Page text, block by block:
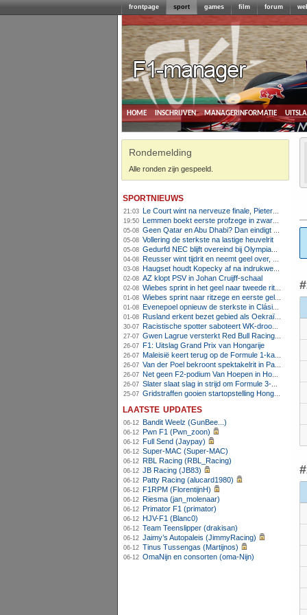
frontpage sport games film forum
home inschrijven managerinformatie
Rondemelding
Alle ronden zijn gespeeld.
sportnieuws
21:03 Le Court wint na nerveuze finale, Pieterse derde
19:50 Lemmen boekt eerste profzege in zware Ronde van Polen-rit
05-08 Geen Qatar en Abu Dhabi? Dan eindigt Formule 1-seizoen mogelijk in Europa
05-08 Vollering de sterkste na lastige heuvelrit
05-08 Gedurfd NEC blijft overeind bij Olympiakos
04-08 Reusser wint tijdrit en neemt geel over, Nooijen knap tweede
03-08 Haugset houdt Kopecky af na indrukwekkende solo van 86 kilometer
02-08 AZ klopt PSV in Johan Cruijff-schaal
02-08 Wiebes sprint in het geel naar tweede ritzege
01-08 Wiebes sprint naar ritzege en eerste gele trui in Tour Femmes
01-08 Evenepoel opnieuw de sterkste in Clásica San Sebastián
01-08 Rusland erkent bezet gebied als Oekraïens voor opheffing IOC-schorsing
30-07 Racistische spotter saboteert WK-droom van powerliftster
27-07 Gwen Lagrue versterkt Red Bull Racing vanaf 2027
26-07 F1: Uitslag Grand Prix van Hongarije
26-07 Maleisië keert terug op de Formule 1-kalender in 2026
26-07 Van der Poel bekroont spektakelrit in Parijs met nipte zege; eindzege Pogacar
26-07 Net geen F2-podium Van Hoepen in Hongarije, Leon maakt indruk
26-07 Slater slaat slag in strijd om Formule 3-kampioenschap op Hungaroring
25-07 Gridstraffen gooien startopstelling Hongaarse Grand Prix flink overhoop
laatste updates
06-12 Bandit Weelz (GunBee...)
06-12 Pwn F1 (Pwn_zoon)
06-12 Full Send (Jaypay)
06-12 Super-MAC (Super-MAC)
06-12 RBL Racing (RBL_Racing)
06-12 JB Racing (JB83)
06-12 Patty Racing (alucard1980)
06-12 F1RPM (FlorentijnH)
06-12 Riesma (jan_molenaar)
06-12 Primator F1 (primator)
06-12 HJV-F1 (Blanc0)
06-12 Team Teenslipper (drakisan)
06-12 Jaimy’s Autopaleis (JimmyRacing)
06-12 Tinus Tussengas (Martijnos)
06-12 OmaNijn en consorten (oma-Nijn)